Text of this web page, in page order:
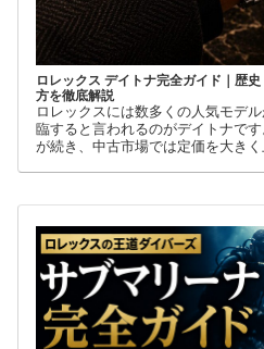
ロレックス デイトナ完全ガイド｜歴
方を徹底解説
ロレックスには数多くの人気モデ
臨すると言われるのがデイトナで
が続き、中古市場では定価を大き